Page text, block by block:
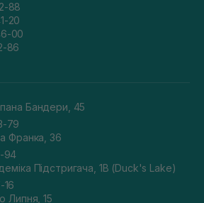
88
20
00
86
Бандери, 45
79
Франка, 36
94
Підстригача, 1В (Duck's Lake)
16
Липня, 15